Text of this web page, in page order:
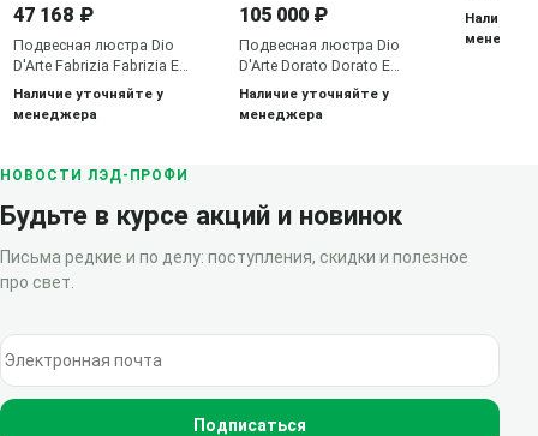
47 168 ₽
Подвесная люстра Dio
D'Arte Fabrizia Fabrizia E
1.1.8.600 NB
Наличие уточняйте у
менеджера
105 000 ₽
Подвесная люстра Dio
D'Arte Dorato Dorato E
1.1.8.600 S
Наличие уточняйте у
менеджера
1.1.3 C
Наличие
НОВОСТИ ЛЭД-ПРОФИ
Будьте в курсе акций и новинок
Письма редкие и по делу: поступления, скидки и полезное
про свет.
Электронная почта
Подписаться